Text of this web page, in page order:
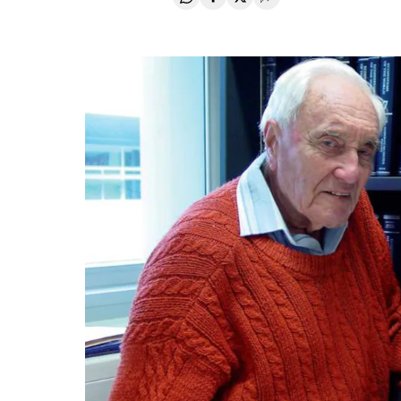
Compartir en Whatsapp
Compartir en Facebook
Compartir en Twitter
Desplegar Redes